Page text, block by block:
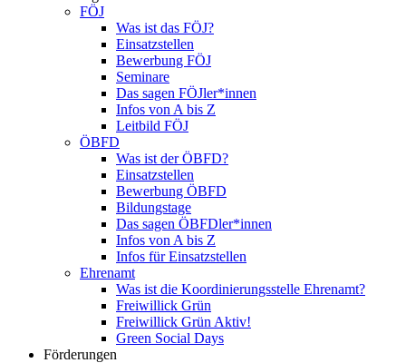
FÖJ
Was ist das FÖJ?
Einsatzstellen
Bewerbung FÖJ
Seminare
Das sagen FÖJler*innen
Infos von A bis Z
Leitbild FÖJ
ÖBFD
Was ist der ÖBFD?
Einsatzstellen
Bewerbung ÖBFD
Bildungstage
Das sagen ÖBFDler*innen
Infos von A bis Z
Infos für Einsatzstellen
Ehrenamt
Was ist die Koordinierungsstelle Ehrenamt?
Freiwillick Grün
Freiwillick Grün Aktiv!
Green Social Days
Förderungen